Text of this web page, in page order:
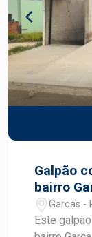
Galpão
bairro
Garcas -
Este